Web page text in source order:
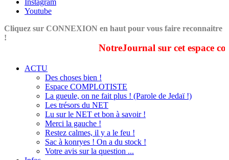
Youtube
Cliquez sur CONNEXION en haut pour vous faire reconnaitre
!
NotreJournal sur cet espace
ACTU
Des choses bien !
Espace COMPLOTISTE
La gueule, on ne fait plus ! (Parole de Jedaï !)
Les trésors du NET
Lu sur le NET et bon à savoir !
Merci la gauche !
Restez calmes, il y a le feu !
Sac à konryes ! On a du stock !
Votre avis sur la question ...